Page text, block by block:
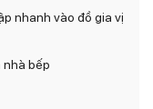
nhanh vào đồ gia vị
nhà bếp